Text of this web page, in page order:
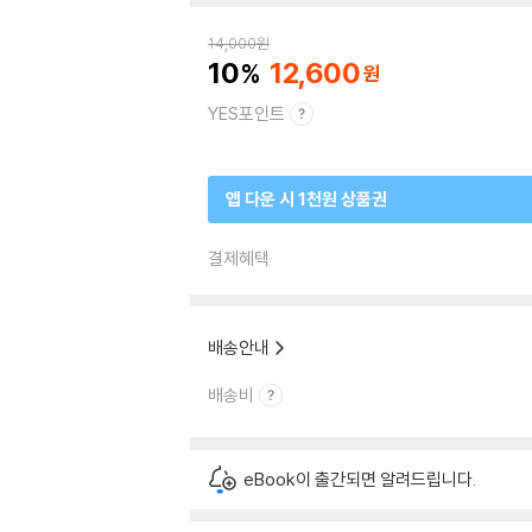
14,000원
10 12,600
YES포인트
앱 다운 시 1천원 상품권
결제혜택
배송안내
배송비
eBook이 출간되면 알려드립니다.